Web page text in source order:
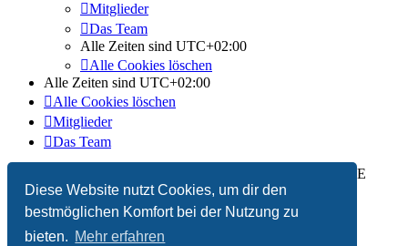
Diese Website nutzt Cookies, um dir den
bestmöglichen Komfort bei der Nutzung zu
bieten. Mehr erfahren
Mitglieder
Das Team
Alle Zeiten sind UTC+02:00
Alle Cookies löschen
Alle Zeiten sind UTC+02:00
Alle Cookies löschen
Mitglieder
Das Team
® Forum Software © phpBB Limited | SE
Square byPhpBB3 BBCodes
Deutsche Übersetzung durch phpBB.de